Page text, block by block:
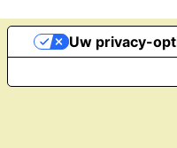
Uw privacy-